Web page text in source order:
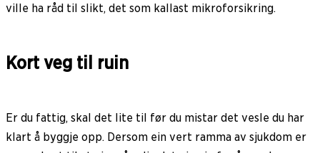
ville ha råd til slikt, det som kallast mikroforsikring.
Kort veg til ruin
Er du fattig, skal det lite til før du mistar det vesle du har
klart å byggje opp. Dersom ein vert ramma av sjukdom er